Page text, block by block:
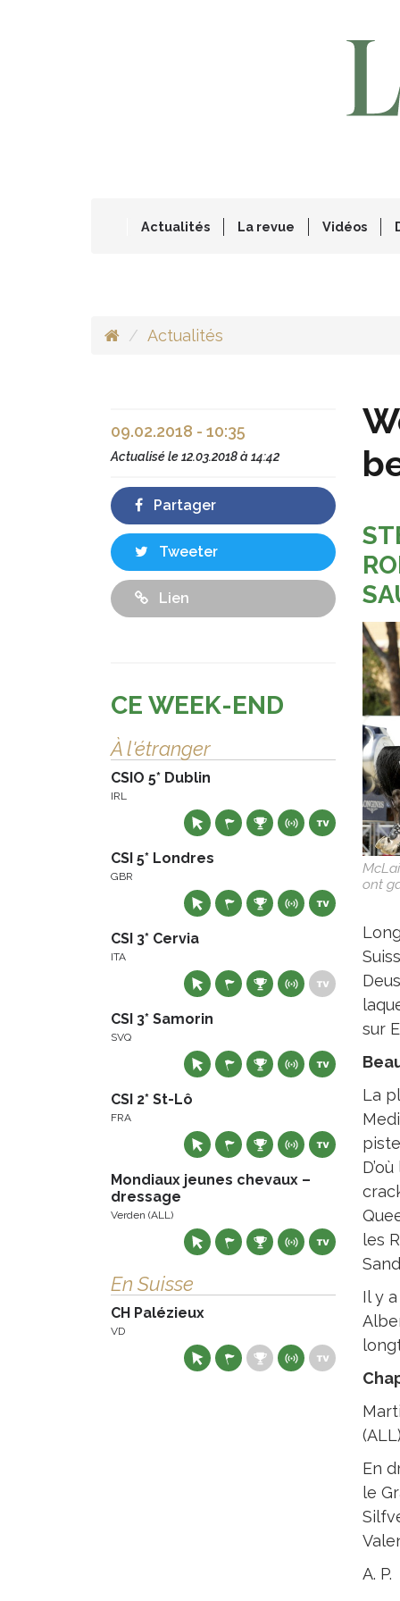
Actualités La revue Vidéos
Actualités
ont
sur
La
les
Il y
En
le
A. P.
09.02.2018 - 10:35
Actualisé le12.03.2018 à 14:42
Partager
Tweeter
Lien
CE WEEK-END
À l'étranger
CSIO 5* Dublin
IRL
CSI 5* Londres
GBR
CSI 3* Cervia
ITA
CSI 3* Samorin
SVQ
CSI 2* St-Lô
FRA
Mondiaux jeunes chevaux –
dressage
Verden (ALL)
En Suisse
CH Palézieux
VD